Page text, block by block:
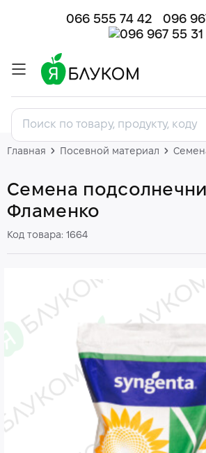
066 555 74 42 096
Главная Посевной материал
Семена
Фламенко
Код товара: 1664